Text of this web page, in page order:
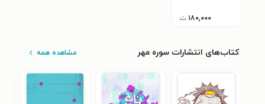
۱۸۰,۰۰۰ ت
کتاب‌های انتشارات سوره مهر مشاهده همه